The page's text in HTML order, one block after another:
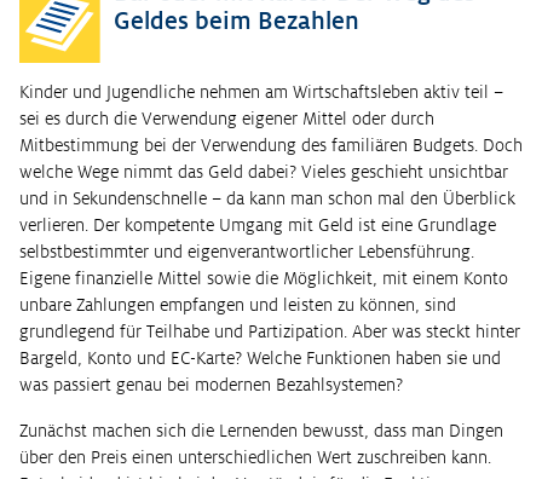
Geldes beim Bezahlen
Kinder und Jugendliche nehmen am Wirtschaftsleben aktiv teil –
sei es durch die Verwendung eigener Mittel oder durch
Mitbestimmung bei der Verwendung des familiären Budgets. Doch
welche Wege nimmt das Geld dabei? Vieles geschieht unsichtbar
und in Sekundenschnelle – da kann man schon mal den Überblick
verlieren. Der kompetente Umgang mit Geld ist eine Grundlage
selbstbestimmter und eigenverantwortlicher Lebensführung.
Eigene finanzielle Mittel sowie die Möglichkeit, mit einem Konto
unbare Zahlungen empfangen und leisten zu können, sind
grundlegend für Teilhabe und Partizipation. Aber was steckt hinter
Bargeld, Konto und EC-Karte? Welche Funktionen haben sie und
was passiert genau bei modernen Bezahlsystemen?
Zunächst machen sich die Lernenden bewusst, dass man Dingen
über den Preis einen unterschiedlichen Wert zuschreiben kann.